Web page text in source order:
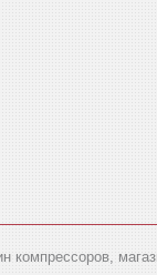
компрессоров,